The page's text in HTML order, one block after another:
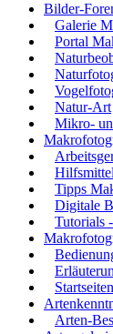
Bilder-
Galerie
Portal
Natur-Art
Mikro-
Tipps
Digitale
Tutorials
Arten-